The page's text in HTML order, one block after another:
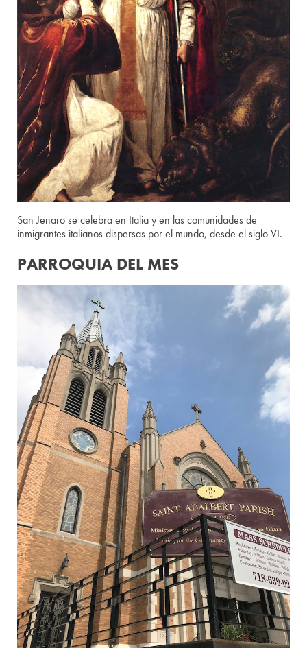
San Jenaro se celebra en Italia y en las comunidades de
inmigrantes italianos dispersas por el mundo, desde el siglo VI.
PARROQUIA DEL MES